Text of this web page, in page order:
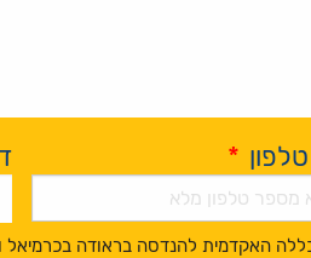
*
האקדמית להנדסה בראודה